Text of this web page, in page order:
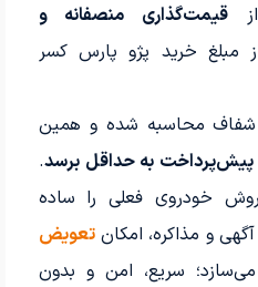
قیمت‌گذاری منصفانه و
مبلغ خرید پژو پارس کسر
شفاف محاسبه شده و همین
پیش‌پرداخت به حداقل برسد.
خودروی فعلی را ساده
و مذاکره، امکانتعویض
سریع، امن و بدون